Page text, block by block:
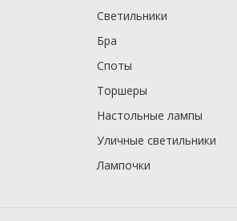
Светильники
Бра
Споты
Торшеры
Настольные лампы
Уличные светильники
Лампочки